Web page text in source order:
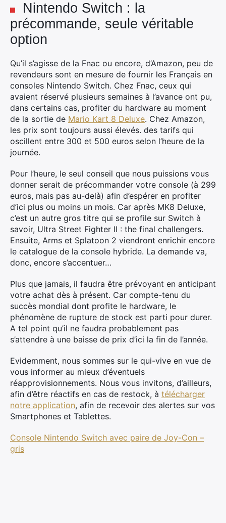
Nintendo Switch : la
précommande, seule véritable
option
Qu’il s’agisse de la Fnac ou encore, d’Amazon, peu de
revendeurs sont en mesure de fournir les Français en
consoles Nintendo Switch. Chez Fnac, ceux qui
avaient réservé plusieurs semaines à l’avance ont pu,
dans certains cas, profiter du hardware au moment
de la sortie de Mario Kart 8 Deluxe. Chez Amazon,
les prix sont toujours aussi élevés. des tarifs qui
oscillent entre 300 et 500 euros selon l’heure de la
journée.
Pour l’heure, le seul conseil que nous puissions vous
donner serait de précommander votre console (à 299
euros, mais pas au-delà) afin d’espérer en profiter
d’ici plus ou moins un mois. Car après MK8 Deluxe,
c’est un autre gros titre qui se profile sur Switch à
savoir, Ultra Street Fighter II : the final challengers.
Ensuite, Arms et Splatoon 2 viendront enrichir encore
le catalogue de la console hybride. La demande va,
donc, encore s’accentuer…
Plus que jamais, il faudra être prévoyant en anticipant
votre achat dès à présent. Car compte-tenu du
succès mondial dont profite le hardware, le
phénomène de rupture de stock est parti pour durer.
A tel point qu’il ne faudra probablement pas
s’attendre à une baisse de prix d’ici la fin de l’année.
Evidemment, nous sommes sur le qui-vive en vue de
vous informer au mieux d’éventuels
réapprovisionnements. Nous vous invitons, d’ailleurs,
afin d’être réactifs en cas de restock, à télécharger
notre application, afin de recevoir des alertes sur vos
Smartphones et Tablettes.
Console Nintendo Switch avec paire de Joy-Con –
gris